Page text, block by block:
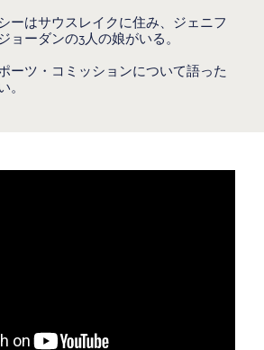
ーはサウスレイクに住み、ジェニフ
ョーダンの3人の娘がいる。
ーツ・コミッションについて語った
。